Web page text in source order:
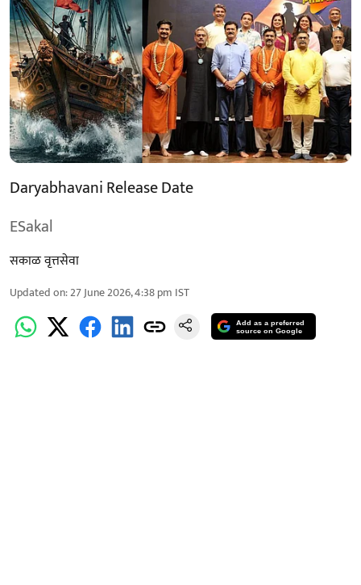
Daryabhavani Release Date
ESakal
सकाळ वृत्तसेवा
Updated on:27 June 2026, 4:38 pm IST
Add as a preferred
source on Google